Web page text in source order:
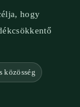
hogy
közösség